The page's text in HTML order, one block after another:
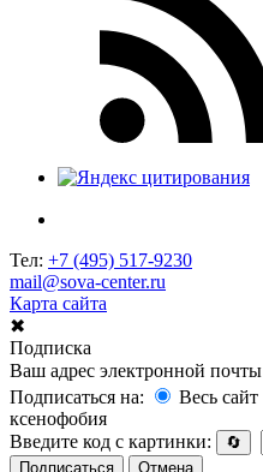
Тел: +7 (495) 517-9230
mail@sova-center.ru
Карта сайта
✖
Подписка
Ваш адрес электронной почты
Подписаться на:
Весь сайт
ксенофобия
Введите код с картинки:
🔄
Подписаться
Отмена